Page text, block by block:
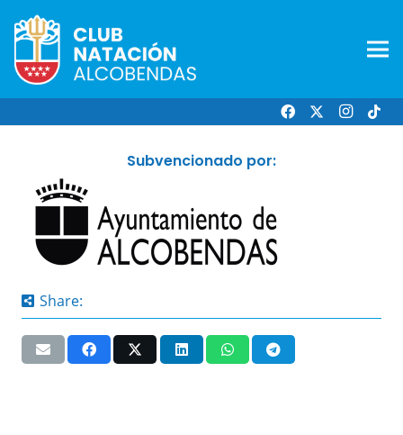
Subvencionado por:
Share: